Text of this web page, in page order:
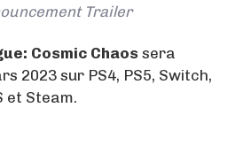
Trailer
Cosmic Chaos sera
2023 sur PS4, PS5, Switch,
et Steam.